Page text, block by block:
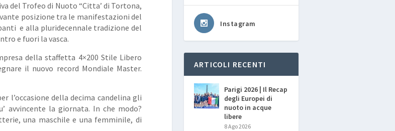
del Trofeo di Nuoto “Citta’ di Tortona,
posizione tra le manifestazioni del
e alla pluridecennale tradizione del
e fuori la vasca.
della staffetta 4×200 Stile Libero
il nuovo record Mondiale Master.
l’occasione della decima candelina gli
avvincente la giornata. In che modo?
una maschile e una femminile, di
Instagram
ARTICOLI RECENTI
Parigi 2026 | Il Recap
degli Europei di
nuoto in acque
libere
8 Ago 2026